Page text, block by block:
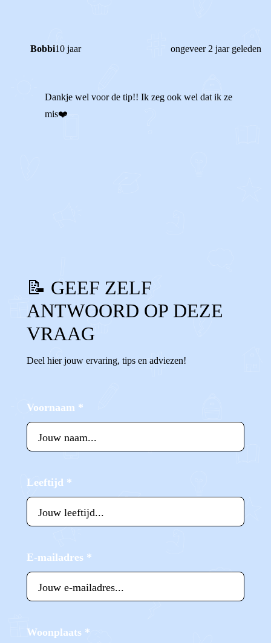
Bobbi10 jaar ongeveer 2 jaar geleden
Dankje wel voor de tip!! Ik zeg ook wel dat ik ze
mis❤️
📝 GEEF ZELF
ANTWOORD OP DEZE
VRAAG
Deel hier jouw ervaring, tips en adviezen!
Voornaam *
Leeftijd *
E-mailadres *
Woonplaats *